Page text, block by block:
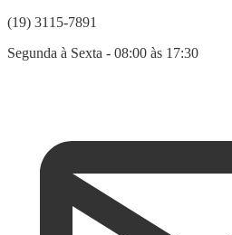
(19) 3115-7891
Segunda à Sexta - 08:00 às 17:30